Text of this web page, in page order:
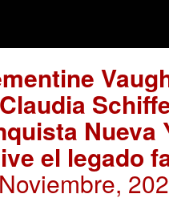
Nueva
el legado